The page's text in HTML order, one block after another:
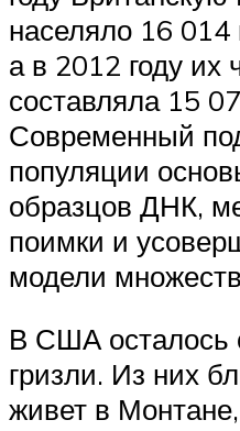
населяло 16 014
а в 2012 году их
составляла 15
Современный
популяции
образцов ДНК,
поимки и
модели
В США осталось
гризли. Из них
живет в